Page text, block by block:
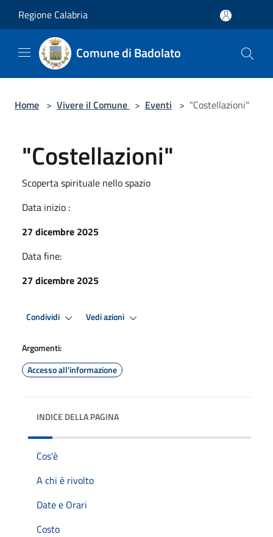
Regione Calabria
Comune di Badolato
Home > Vivere il Comune > Eventi > "Costellazioni"
"Costellazioni"
Scoperta spirituale nello spazio
Data inizio :
27 dicembre 2025
Data fine:
27 dicembre 2025
Condividi Vedi azioni
Argomenti:
Accesso all'informazione
INDICE DELLA PAGINA
Cos'è
A chi è rivolto
Date e Orari
Costo